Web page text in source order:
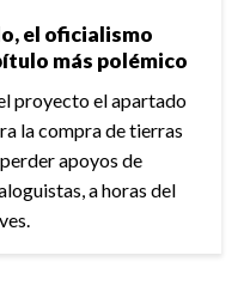
el oficialismo
más polémico
proyecto el apartado
la compra de tierras
apoyos de
a horas del